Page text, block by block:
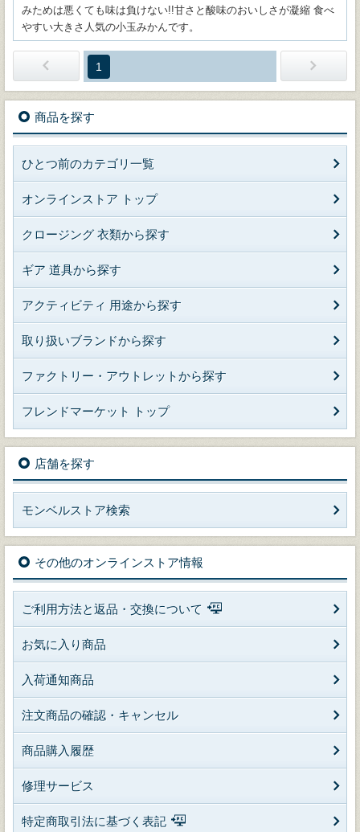
みためは悪くても味は負けない!!甘さと酸味のおいしさが凝縮 食べ
やすい大きさ人気の小玉みかんです。
1
商品を探す
ひとつ前のカテゴリ一覧
オンラインストア トップ
クロージング 衣類から探す
ギア 道具から探す
アクティビティ 用途から探す
取り扱いブランドから探す
ファクトリー・アウトレットから探す
フレンドマーケット トップ
店舗を探す
モンベルストア検索
その他のオンラインストア情報
ご利用方法と返品・交換について
お気に入り商品
入荷通知商品
注文商品の確認・キャンセル
商品購入履歴
修理サービス
特定商取引法に基づく表記